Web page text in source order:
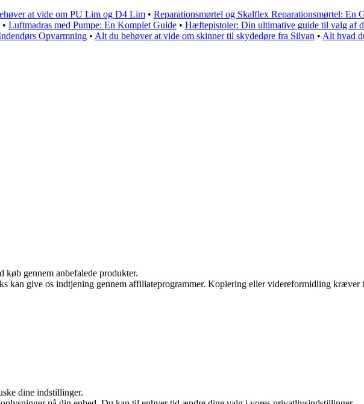
at vide om PU Lim og D4 Lim • Reparationsmørtel og Skalflex Reparationsmørtel: En
• Luftmadras med Pumpe: En Komplet Guide • Hæftepistoler: Din ultimative guide til valg af
Opvarmning • Alt du behøver at vide om skinner til skydedøre fra Silvan • Alt hvad
gennem anbefalede produkter.
kan give os indtjening gennem affiliateprogrammer. Kopiering eller videreformidling kræver
dine indstillinger.